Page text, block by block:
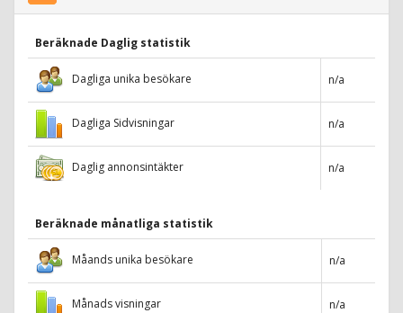
Beräknade Daglig statistik
Dagliga unika besökare n/a
Dagliga Sidvisningar n/a
Daglig annonsintäkter n/a
Beräknade månatliga statistik
Måands unika besökare n/a
Månads visningar n/a